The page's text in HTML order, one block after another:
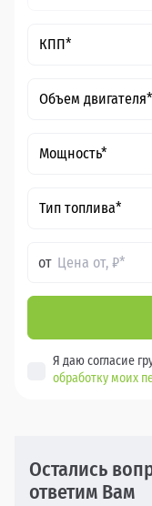
КПП*
Объем двигателя*
Мощность*
Тип топлива*
от
Я даю согласие
обработку моих
Остались
ответим Вам